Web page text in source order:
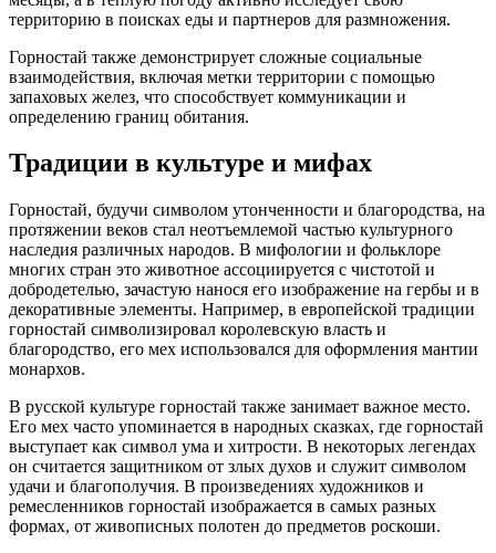
территорию в поисках еды и партнеров для размножения.
Горностай также демонстрирует сложные социальные
взаимодействия, включая метки территории с помощью
запаховых желез, что способствует коммуникации и
определению границ обитания.
Традиции в культуре и мифах
Горностай, будучи символом утонченности и благородства, на
протяжении веков стал неотъемлемой частью культурного
наследия различных народов. В мифологии и фольклоре
многих стран это животное ассоциируется с чистотой и
добродетелью, зачастую нанося его изображение на гербы и в
декоративные элементы. Например, в европейской традиции
горностай символизировал королевскую власть и
благородство, его мех использовался для оформления мантии
монархов.
В русской культуре горностай также занимает важное место.
Его мех часто упоминается в народных сказках, где горностай
выступает как символ ума и хитрости. В некоторых легендах
он считается защитником от злых духов и служит символом
удачи и благополучия. В произведениях художников и
ремесленников горностай изображается в самых разных
формах, от живописных полотен до предметов роскоши.